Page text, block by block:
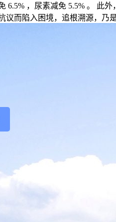
6.5% ，尿素减免 5.5% 。 此
议而陷入困境，追根溯源，乃